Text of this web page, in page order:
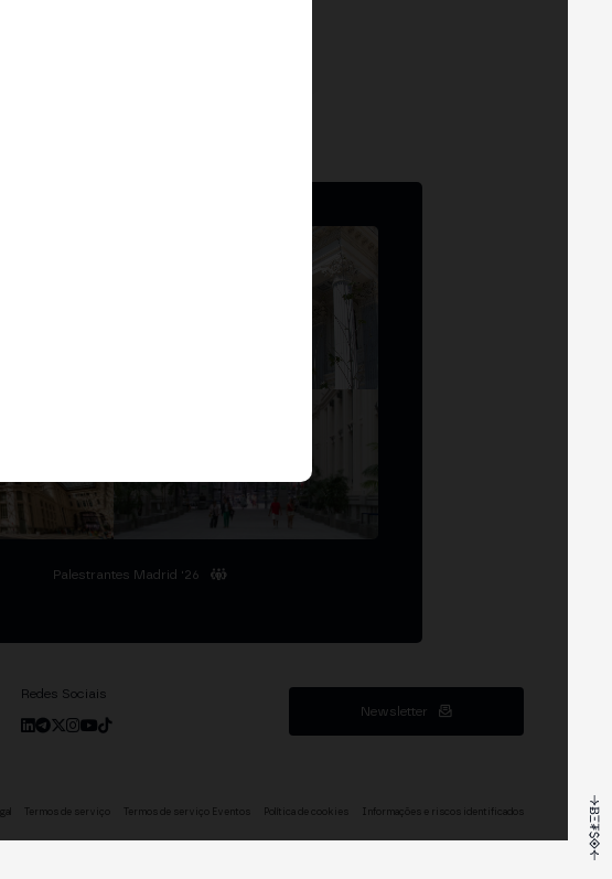
Palestrantes Madrid '26
Redes Sociais
Newsletter
Termos de serviço Termos de serviço Eventos Política de cookies Informações e riscos identificados